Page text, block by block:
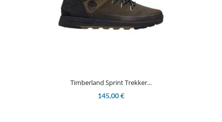
Timberland Sprint Trekker...
145,00 €